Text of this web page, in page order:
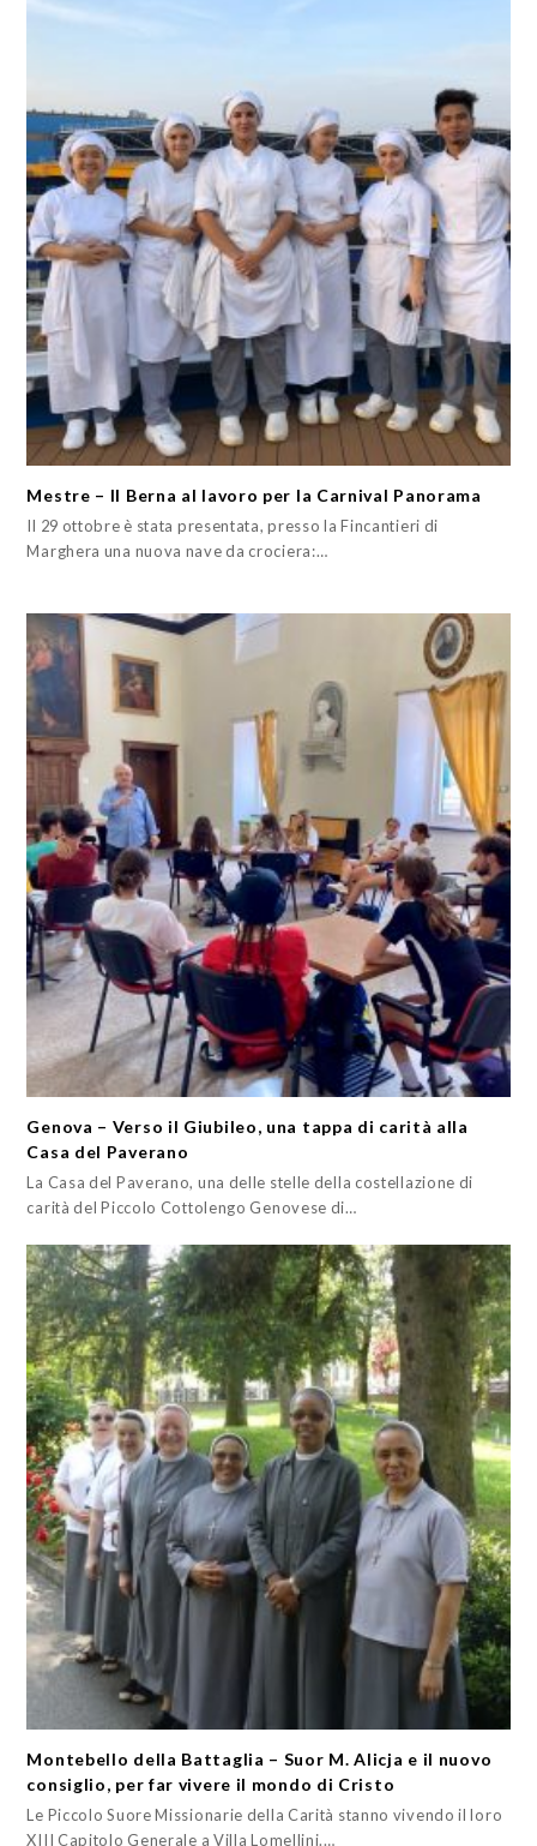
Mestre – Il Berna al lavoro per la Carnival Panorama
Il 29 ottobre è stata presentata, presso la Fincantieri di
Marghera una nuova nave da crociera:…
Genova – Verso il Giubileo, una tappa di carità alla
Casa del Paverano
La Casa del Paverano, una delle stelle della costellazione di
carità del Piccolo Cottolengo Genovese di…
Montebello della Battaglia – Suor M. Alicja e il nuovo
consiglio, per far vivere il mondo di Cristo
Le Piccolo Suore Missionarie della Carità stanno vivendo il loro
XIII Capitolo Generale a Villa Lomellini.…